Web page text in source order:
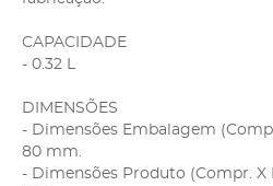
CAPACIDADE
- 0.32 L
DIMENSÕES
- Dimensões Embalagem
80 mm.
- Dimensões Produto (Compr. X